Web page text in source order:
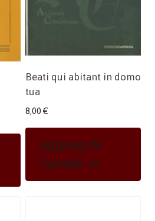
Beati qui abitant in domo
tua
8,00 €
Aggiungi Al
Carrello